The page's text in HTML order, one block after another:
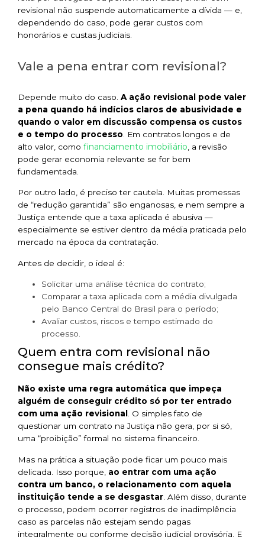
revisional não suspende automaticamente a dívida — e,
dependendo do caso, pode gerar custos com
honorários e custas judiciais.
Vale a pena entrar com revisional?
Depende muito do caso. A ação revisional pode valer
a pena quando há indícios claros de abusividade e
quando o valor em discussão compensa os custos
e o tempo do processo . Em contratos longos e de
alto valor, como financiamento imobiliário , a revisão
pode gerar economia relevante se for bem
fundamentada.
Por outro lado, é preciso ter cautela. Muitas promessas
de “redução garantida” são enganosas, e nem sempre a
Justiça entende que a taxa aplicada é abusiva —
especialmente se estiver dentro da média praticada pelo
mercado na época da contratação.
Antes de decidir, o ideal é:
Solicitar uma análise técnica do contrato;
Comparar a taxa aplicada com a média divulgada
pelo Banco Central do Brasil para o período;
Avaliar custos, riscos e tempo estimado do
processo.
Quem entra com revisional não
consegue mais crédito?
Não existe uma regra automática que impeça
alguém de conseguir crédito só por ter entrado
com uma ação revisional . O simples fato de
questionar um contrato na Justiça não gera, por si só,
uma “proibição” formal no sistema financeiro.
Mas na prática a situação pode ficar um pouco mais
delicada. Isso porque, ao entrar com uma ação
contra um banco, o relacionamento com aquela
instituição tende a se desgastar . Além disso, durante
o processo, podem ocorrer registros de inadimplência
caso as parcelas não estejam sendo pagas
integralmente ou conforme decisão judicial provisória. E